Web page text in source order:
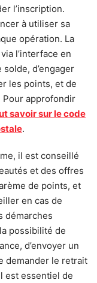
l’inscription.
à utiliser sa
opération. La
l’interface en
d’engager
les points, et de
Pour approfondir
savoir sur le code
.
il est conseillé
et des offres
de points, et
en cas de
démarches
possibilité de
d’envoyer un
demander le retrait
est essentiel de